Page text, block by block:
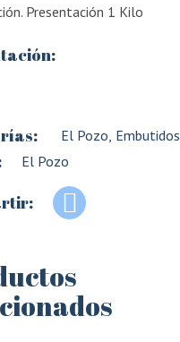
Presentación 1 Kilo
El Pozo, Embutidos
El Pozo